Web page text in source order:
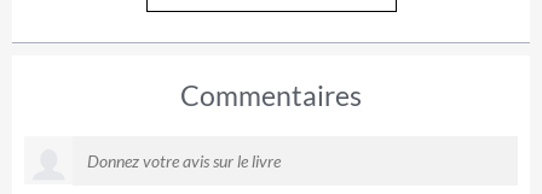
Commentaires